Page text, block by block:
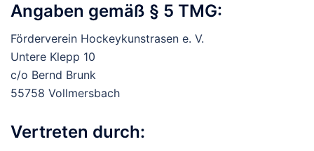
Angaben gemäß § 5 TMG:
Förderverein Hockeykunstrasen e. V.
Untere Klepp 10
c/o Bernd Brunk
55758 Vollmersbach
Vertreten durch: